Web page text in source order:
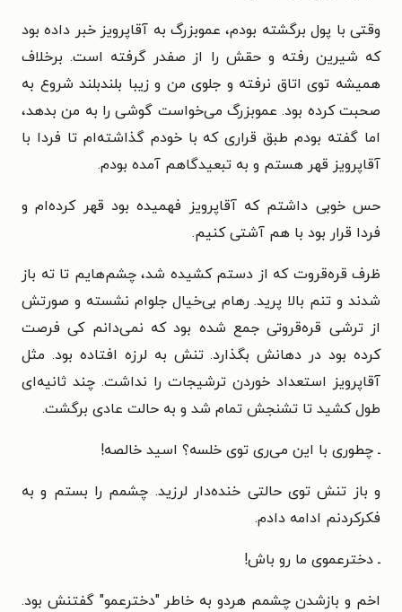
وقتی با پول برگشته بودم، عموبزرگ به آقاپرویز خبر داده بود
که شیرین رفته و حقش را از صفدر گرفته است. برخلاف
همیشه توی اتاق نرفته و جلوی من و زیبا بلندبلند شروع به
صحبت کرده بود. عموبزرگ می‌خواست گوشی را به من بدهد،
اما گفته بودم طبق قراری که با خودم گذاشته‌ام تا فردا با
آقاپرویز قهر هستم و به تبعیدگاهم آمده بودم.
حس خوبی داشتم که آقاپرویز فهمیده بود قهر کرده‌ام و
فردا قرار بود با هم آشتی کنیم.
ظرف قره‌قروت که از دستم کشیده شد، چشم‌هایم تا ته باز
شدند و تنم بالا پرید. رهام بی‌خیال جلوام نشسته و صورتش
از ترشی قره‌قروتی جمع شده بود که نمی‌دانم کی فرصت
کرده بود در دهانش بگذارد. تنش به لرزه افتاده بود. مثل
آقاپرویز استعداد خوردن ترشیجات را نداشت. چند ثانیه‌ای
طول کشید تا تشنجش تمام شد و به حالت عادی برگشت.
ـ چطوری با این می‌ری توی خلسه؟ اسید خالصه!
و باز تنش توی حالتی خنده‌دار لرزید. چشمم را بستم و به
فکرکردنم ادامه دادم.
ـ دخترعموی ما رو باش!
اخم و بازشدن چشمم هردو به خاطر "دخترعمو" گفتنش بود.